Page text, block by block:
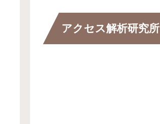
アクセス解析研究所